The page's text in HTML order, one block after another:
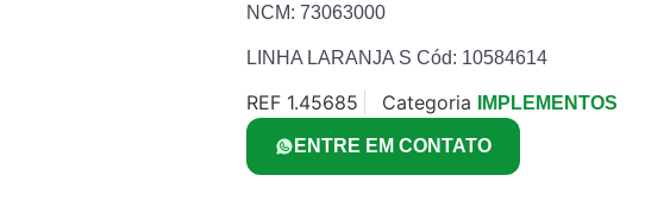
NCM: 73063000
LINHA LARANJA S Cód: 10584614
REF 1.45685 Categoria IMPLEMENTOS
ENTRE EM CONTATO